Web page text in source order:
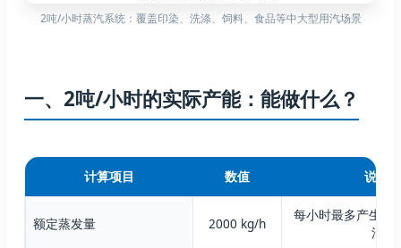
2吨/小时蒸汽系统：覆盖印染、洗涤、饲料、食品等中大型用汽场景
一、2吨/小时的实际产能：能做什么？
计算项目 数值 说明
额定蒸发量 2000 kg/h
每小时最多产生
汽